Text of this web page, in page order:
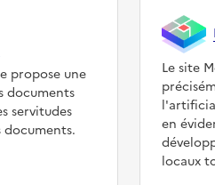
propose une
documents
servitudes
documents.
Le site
en
locaux